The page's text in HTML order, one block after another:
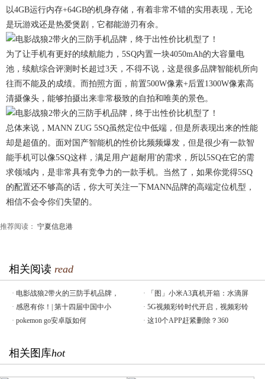
以4GB运行内存+64GB的机身存储，有着非常不错的实用表现，无论
是玩游戏还是热爱煲剧，它都能游刃有余。
为了让手机有更好的续航能力，5SQ内置一块4050mAh的大容量电
池，续航综合评测时长超过3天，不得不说，这是很多品牌智能机所向
往而不能及的成绩。而拍照方面，前置500W像素+后置1300W像素高
清摄像头，能够拍摄出来非常极致的自拍和唯美的景色。
总体来说，MANN ZUG 5SQ虽然定位中低端，但是所表现出来的性能
却是超值的。面对国产智能机的性价比频频爆发，但是很少有一款智
能手机可以像5SQ这样，满足用户'超耐用'的需求，所以5SQ在它的需
求领域内，是非常具有竞争力的一款手机。当然了，如果你觉得5SQ
的配置还不够高的话，你大可关注一下MANN品牌的高端定位机型，
相信不会令你们失望的。
推荐阅读： 宁夏信息港
相关阅读 read
· 电影战狼2带火的三防手机品牌， ·
「图」小米A3真机开箱：水滴屏
· 感恩有你！| 第十四届中国中小 · 5G视频彩铃时代开启，视频彩铃
· pokemon go安卓版如何 · 这10个APP赶紧删除？360
相关图库hot